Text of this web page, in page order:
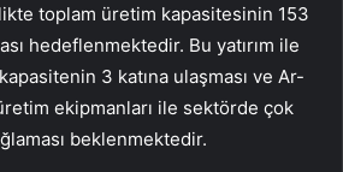
toplam üretim kapasitesinin 153
hedeflenmektedir. Bu yatırım ile
3 katına ulaşması ve Ar-
ekipmanları ile sektörde çok
beklenmektedir.